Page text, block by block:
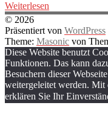
Weiterlesen
© 2026
Präsentiert von WordPress
Theme: Masonic von
Diese Website benutzt
Funktionen. Das kann
Besuchern dieser
weitergeleitet werden. Mit
erklären Sie Ihr